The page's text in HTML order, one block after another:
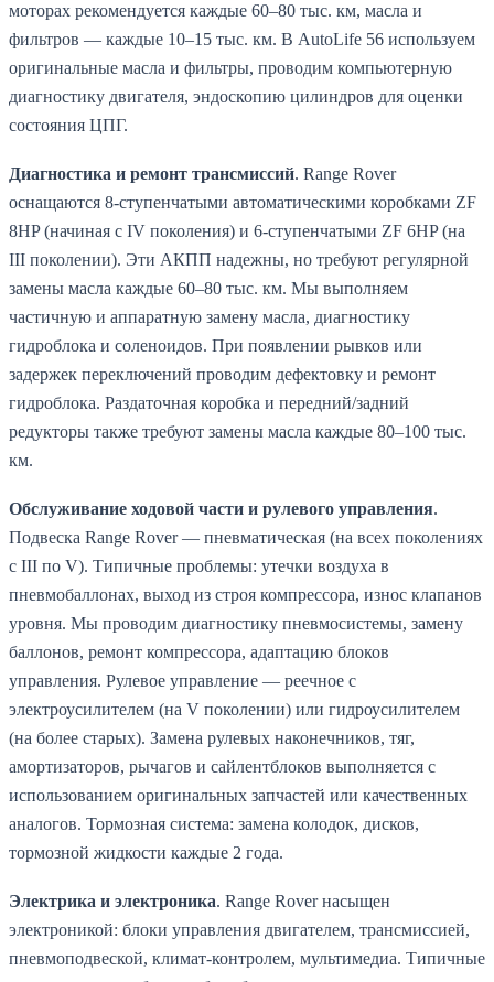
моторах рекомендуется каждые 60–80 тыс. км, масла и
фильтров — каждые 10–15 тыс. км. В AutoLife 56 используем
оригинальные масла и фильтры, проводим компьютерную
диагностику двигателя, эндоскопию цилиндров для оценки
состояния ЦПГ.
Диагностика и ремонт трансмиссий. Range Rover
оснащаются 8-ступенчатыми автоматическими коробками ZF
8HP (начиная с IV поколения) и 6-ступенчатыми ZF 6HP (на
III поколении). Эти АКПП надежны, но требуют регулярной
замены масла каждые 60–80 тыс. км. Мы выполняем
частичную и аппаратную замену масла, диагностику
гидроблока и соленоидов. При появлении рывков или
задержек переключений проводим дефектовку и ремонт
гидроблока. Раздаточная коробка и передний/задний
редукторы также требуют замены масла каждые 80–100 тыс.
км.
Обслуживание ходовой части и рулевого управления.
Подвеска Range Rover — пневматическая (на всех поколениях
с III по V). Типичные проблемы: утечки воздуха в
пневмобаллонах, выход из строя компрессора, износ клапанов
уровня. Мы проводим диагностику пневмосистемы, замену
баллонов, ремонт компрессора, адаптацию блоков
управления. Рулевое управление — реечное с
электроусилителем (на V поколении) или гидроусилителем
(на более старых). Замена рулевых наконечников, тяг,
амортизаторов, рычагов и сайлентблоков выполняется с
использованием оригинальных запчастей или качественных
аналогов. Тормозная система: замена колодок, дисков,
тормозной жидкости каждые 2 года.
Электрика и электроника. Range Rover насыщен
электроникой: блоки управления двигателем, трансмиссией,
пневмоподвеской, климат-контролем, мультимедиа. Типичные